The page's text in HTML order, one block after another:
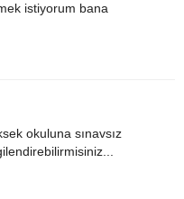
istiyorum bana
okuluna sınavsız